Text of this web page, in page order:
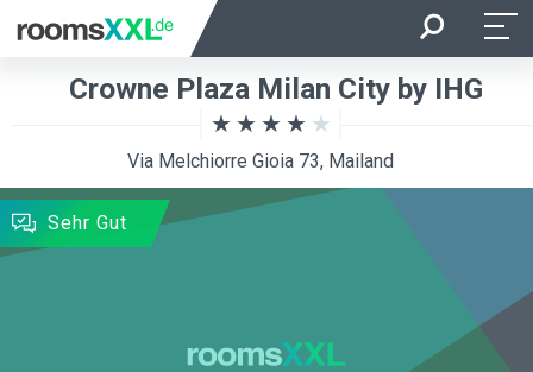
Belegung je Zimmer Zimmer
SUCHEN
Crowne Plaza Milan City by IHG
Via Melchiorre Gioia 73, Mailand
Sehr Gut